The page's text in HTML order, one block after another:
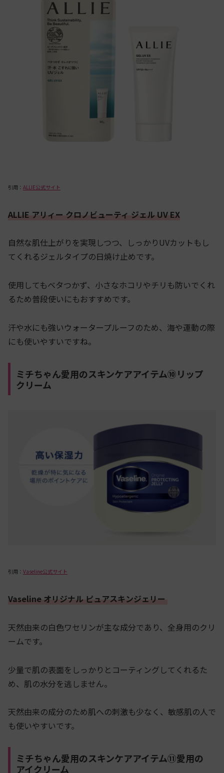
引用： ALLIE公式サイト
ALLIE アリィー クロノビューティ ジェル UV EX
自然な肌仕上がりを実現しつつ、しっかりUVカットもし
てくれるジェルタイプの日焼け止めです。
使用してもベタつかず、小さなホコリやチリも防いでくれ
るため普段使いにもおすすめです。
汗や水にも強いウォータープルーフのため、海や運動の際
にも使いやすいですね。
ミチちゃん愛用のスキンケアアイテム⑩リップ
クリーム
引用： Vaseline公式サイト
Vaseline オリジナル ピュアスキンジェリー
天然由来の白色ワセリンが主な成分であり、全身用のクリ
ームです。
少量で肌の表面をしっかりとコーティングしてくれるた
め、肌の水分を逃しません。
天然由来の成分のため肌への刺激も少なく、敏感肌の人で
も使いやすいです。
ミチちゃん愛用のスキンケアアイテム⑪愛用の
アイクリーム